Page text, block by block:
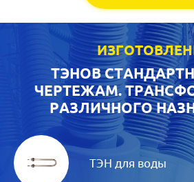
ТЭНОВ
ЧЕРТЕЖАМ.
РАЗЛИЧНОГО
ТЭН для воды